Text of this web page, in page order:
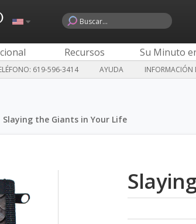
Recursos Su Minuto
619-596-3414 AYUDA INFORMACIÓN
Slaying the Giants in Your Life